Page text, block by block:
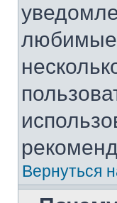
любимые
Вернуться